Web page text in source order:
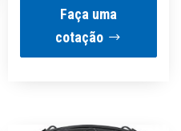
Faça uma
cotação